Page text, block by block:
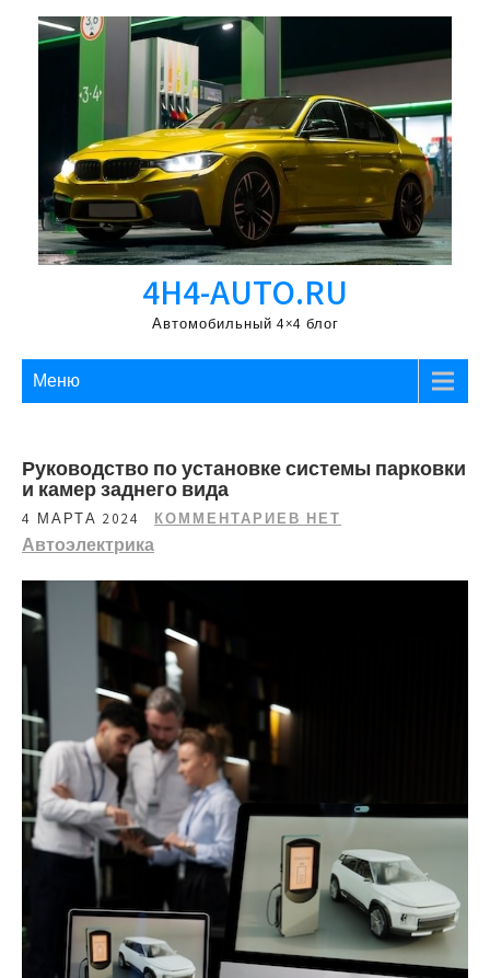
Перейти
4H4-AUTO.RU
Автомобильный 4×4 блог
Меню
Руководство по установке системы парковки
и камер заднего вида
4 МАРТА 2024 КОММЕНТАРИЕВ НЕТ
Автоэлектрика